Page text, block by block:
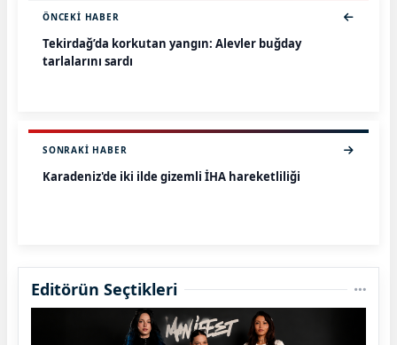
ÖNCEKI HABER
Tekirdağ’da korkutan yangın: Alevler buğday
tarlalarını sardı
SONRAKI HABER
Karadeniz'de iki ilde gizemli İHA hareketliliği
Editörün Seçtikleri